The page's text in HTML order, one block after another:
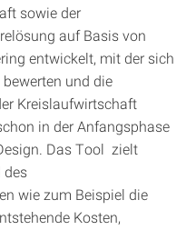
sowie der
auf Basis von
entwickelt, mit der sich
und die
Kreislaufwirtschaft
in der Anfangsphase
Das Tool zielt
des
wie zum Beispiel die
Kosten,